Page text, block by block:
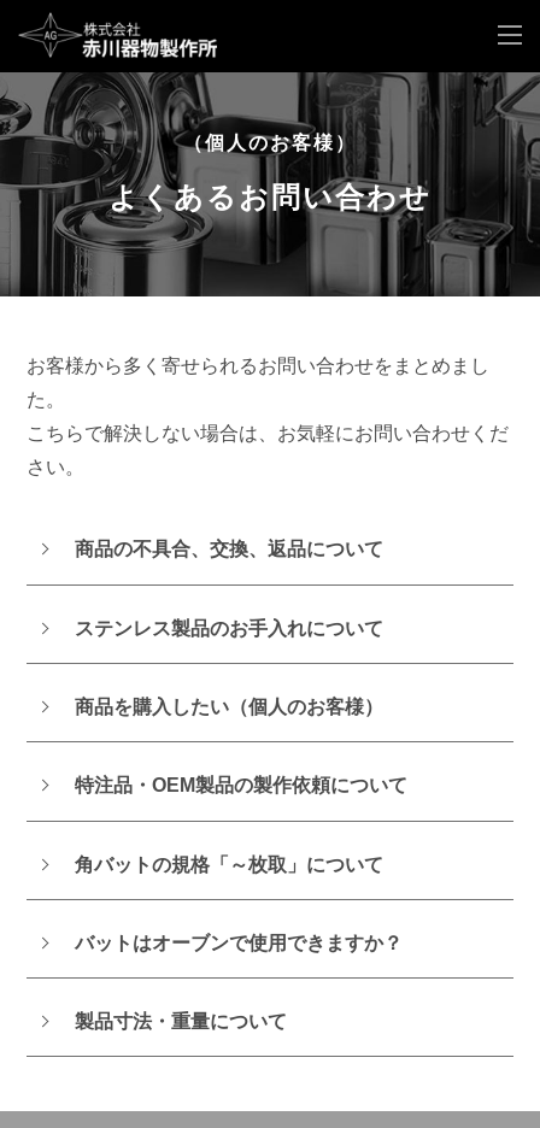
（個人のお客様）
よくあるお問い合わせ
お客様から多く寄せられるお問い合わせをまとめまし
た。
こちらで解決しない場合は、お気軽にお問い合わせくだ
さい。
商品の不具合、交換、返品について
ステンレス製品のお手入れについて
商品を購入したい（個人のお客様）
特注品・OEM製品の製作依頼について
角バットの規格「～枚取」について
バットはオーブンで使用できますか？
製品寸法・重量について